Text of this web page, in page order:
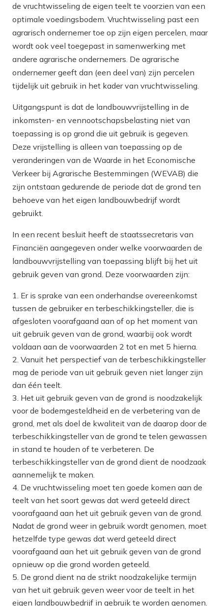
de vruchtwisseling de eigen teelt te voorzien van een
optimale voedingsbodem. Vruchtwisseling past een
agrarisch ondernemer toe op zijn eigen percelen, maar
wordt ook veel toegepast in samenwerking met
andere agrarische ondernemers. De agrarische
ondernemer geeft dan (een deel van) zijn percelen
tijdelijk uit gebruik in het kader van vruchtwisseling.
Uitgangspunt is dat de landbouwvrijstelling in de
inkomsten- en vennootschapsbelasting niet van
toepassing is op grond die uit gebruik is gegeven.
Deze vrijstelling is alleen van toepassing op de
veranderingen van de Waarde in het Economische
Verkeer bij Agrarische Bestemmingen (WEVAB) die
zijn ontstaan gedurende de periode dat de grond ten
behoeve van het eigen landbouwbedrijf wordt
gebruikt.
In een recent besluit heeft de staatssecretaris van
Financiën aangegeven onder welke voorwaarden de
landbouwvrijstelling van toepassing blijft bij het uit
gebruik geven van grond. Deze voorwaarden zijn:
Er is sprake van een onderhandse overeenkomst
tussen de gebruiker en terbeschikkingsteller, die is
afgesloten voorafgaand aan of op het moment van
uit gebruik geven van de grond, waarbij ook wordt
voldaan aan de voorwaarden 2 tot en met 5 hierna.
Vanuit het perspectief van de terbeschikkingsteller
mag de periode van uit gebruik geven niet langer zijn
dan één teelt.
Het uit gebruik geven van de grond is noodzakelijk
voor de bodemgesteldheid en de verbetering van de
grond, met als doel de kwaliteit van de daarop door de
terbeschikkingsteller van de grond te telen gewassen
in stand te houden of te verbeteren. De
terbeschikkingsteller van de grond dient de noodzaak
aannemelijk te maken.
De vruchtwisseling moet ten goede komen aan de
teelt van het soort gewas dat werd geteeld direct
voorafgaand aan het uit gebruik geven van de grond.
Nadat de grond weer in gebruik wordt genomen, moet
hetzelfde type gewas dat werd geteeld direct
voorafgaand aan het uit gebruik geven van de grond
opnieuw op die grond worden geteeld.
De grond dient na de strikt noodzakelijke termijn
van het uit gebruik geven weer voor de teelt in het
eigen landbouwbedrijf in gebruik te worden genomen.